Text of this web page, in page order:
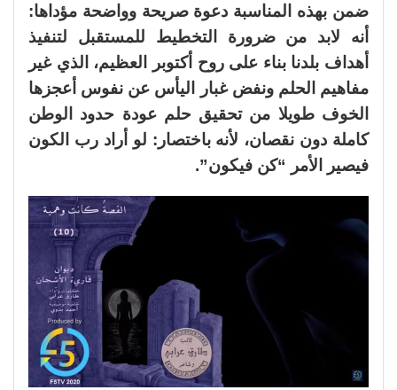
ضمن بهذه المناسبة دعوة صريحة وواضحة مؤداها:
أنه لابد من ضرورة التخطيط للمستقبل لتنفيذ
أهداف بلدنا بناء على روح أكتوبر العظيم، الذي غير
مفاهيم الحلم ونفض غبار اليأس عن نفوس أعجزها
الخوف طويلا من تحقيق حلم عودة حدود الوطن
كاملة دون نقصان، لأنه باختصار: لو أراد رب الكون
فيصير الأمر “كن فيكون”.